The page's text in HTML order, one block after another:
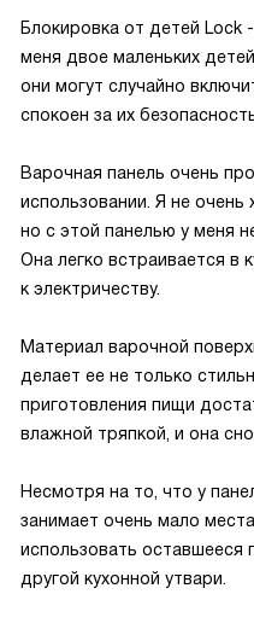
Блокировка от детей
меня двое маленьких
они могут случайно
спокоен за их
Варочная панель очень
использовании. Я не
но с этой панелью у меня
Она легко встраивается в
к электричеству.
Материал варочной
делает ее не только
приготовления пищи
влажной тряпкой, и она
Несмотря на то, что у
занимает очень мало
использовать
другой кухонной утвари.